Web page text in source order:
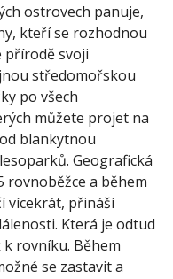
ostrovech panuje,
kteří se rozhodnou
přírodě svoji
středomořskou
po všech
můžete projet na
blankytnou
Geografická
a během
vícekrát, přináší
Která je odtud
rovníku. Během
se zastavit a